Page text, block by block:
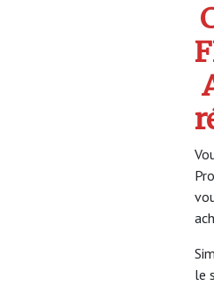
le